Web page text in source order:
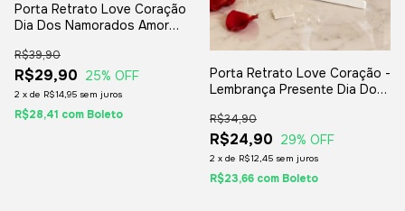
Porta Retrato Love Coração
Dia Dos Namorados Amor
R$29,90
R$39,90
25% OFF
2 x de R$14,95 sem juros
R$28,41 com Boleto
Porta Retrato Love Coração -
Lembrança Presente Dia Dos
R$24,90
R$34,90
29% OFF
2 x de R$12,45 sem juros
R$23,66 com Boleto